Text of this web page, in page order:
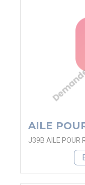
AILE
J39B AILE